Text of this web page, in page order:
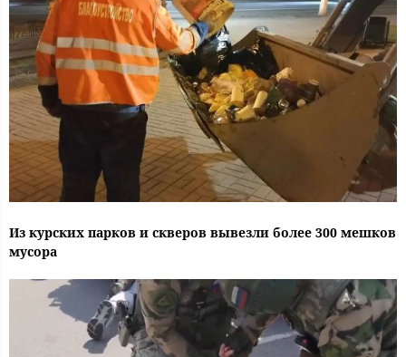
Из курских парков и скверов вывезли более 300 мешков
мусора